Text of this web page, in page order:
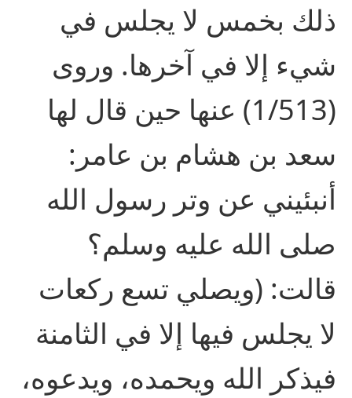
ذلك بخمس لا يجلس في
شيء إلا في آخرها. وروى
(1/513) عنها حين قال لها
سعد بن هشام بن عامر:
أنبئيني عن وتر رسول الله
صلى الله عليه وسلم؟
قالت: (ويصلي تسع ركعات
لا يجلس فيها إلا في الثامنة
فيذكر الله ويحمده، ويدعوه،